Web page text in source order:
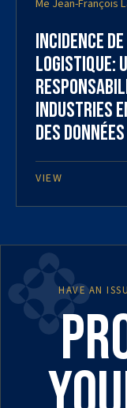
Me Jean-François
Incidence
logistique:
industries
des données
VIEW
HAVE AN